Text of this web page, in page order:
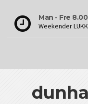
Man - Fre
Weekender